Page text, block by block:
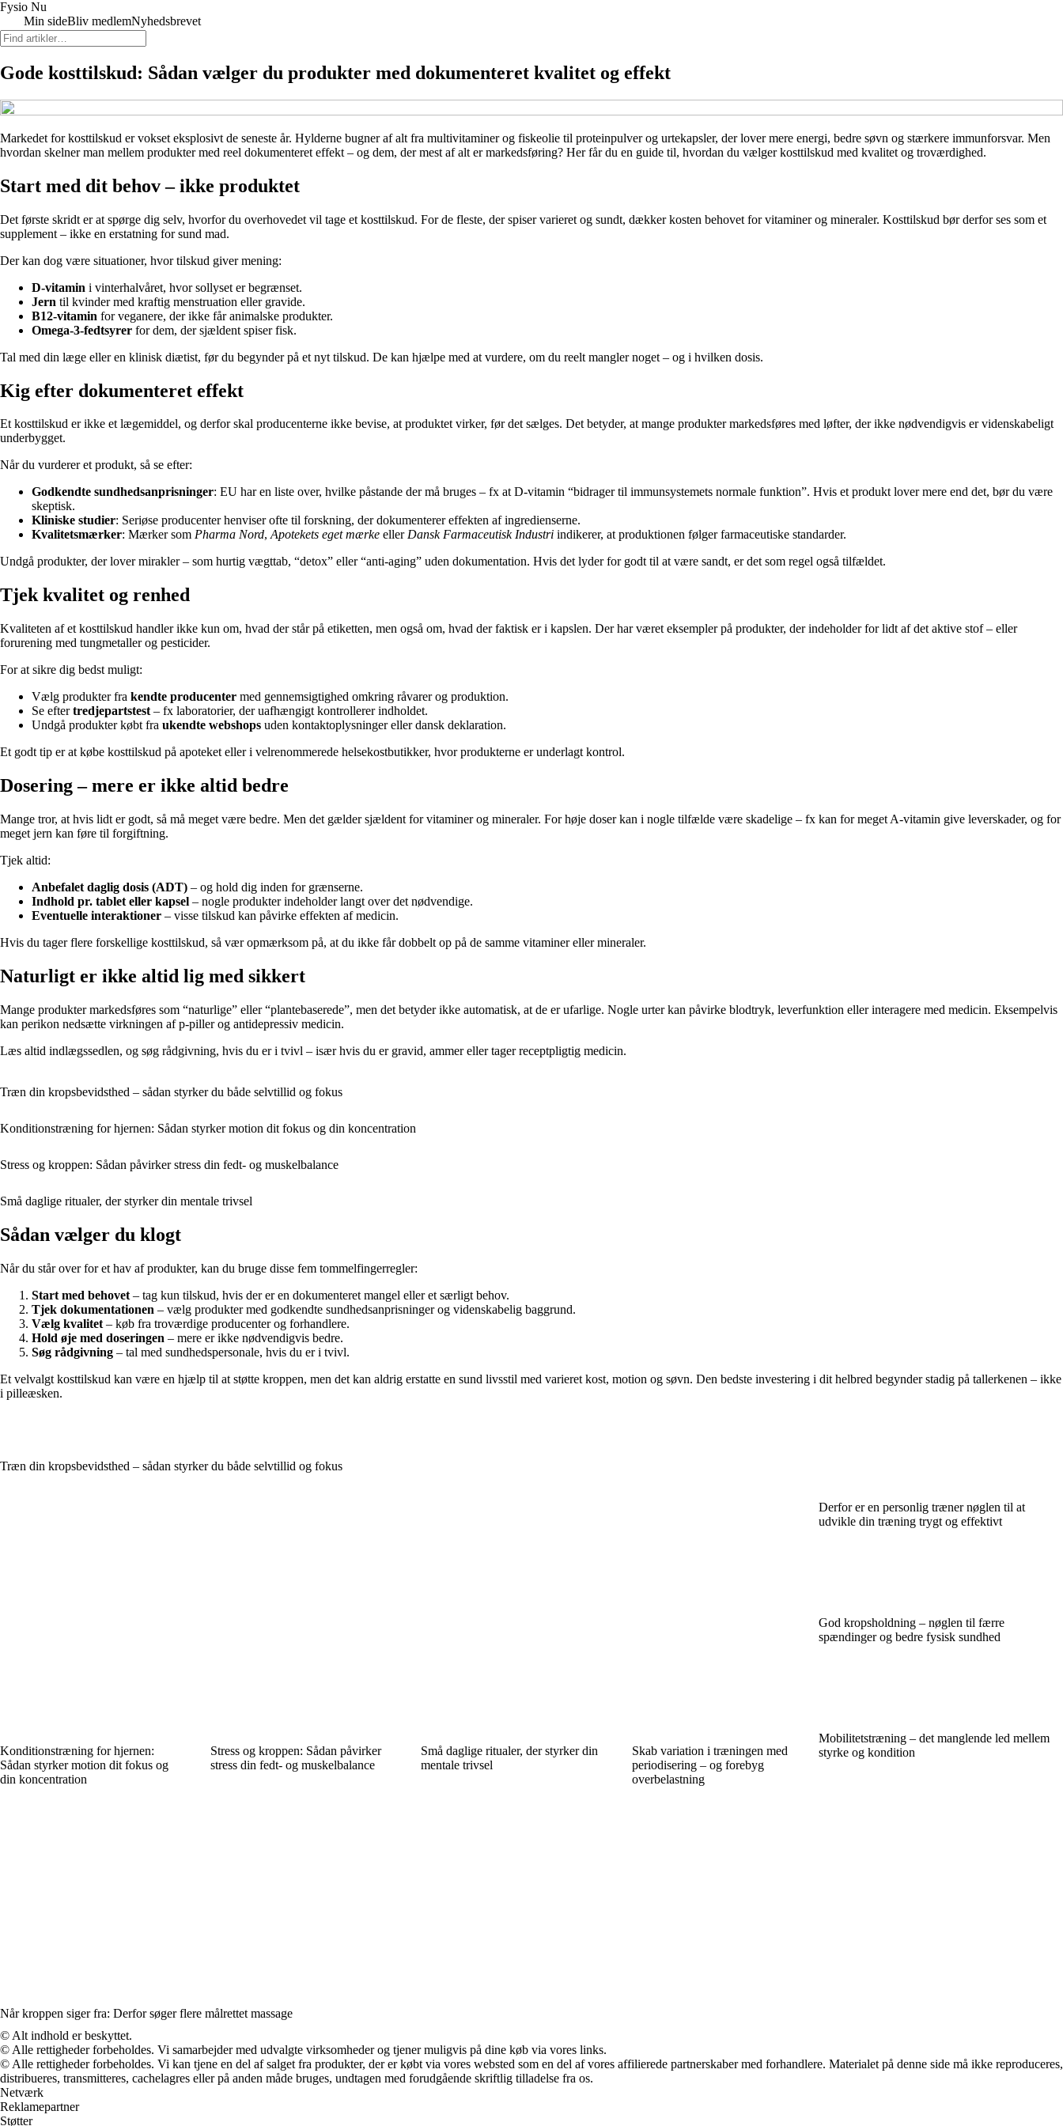
Fysio Nu
Min sideBliv medlemNyhedsbrevet
Gode kosttilskud: Sådan vælger du produkter med dokumenteret kvalitet og effekt
Markedet for kosttilskud er vokset eksplosivt de seneste år. Hylderne bugner af alt fra multivitaminer og fiskeolie til proteinpulver og urtekapsler, der lover mere energi, bedre søvn og stærkere immunforsvar. Men
hvordan skelner man mellem produkter med reel dokumenteret effekt – og dem, der mest af alt er markedsføring? Her får du en guide til, hvordan du vælger kosttilskud med kvalitet og troværdighed.
Start med dit behov – ikke produktet
Det første skridt er at spørge dig selv, hvorfor du overhovedet vil tage et kosttilskud. For de fleste, der spiser varieret og sundt, dækker kosten behovet for vitaminer og mineraler. Kosttilskud bør derfor ses som et
supplement – ikke en erstatning for sund mad.
Der kan dog være situationer, hvor tilskud giver mening:
D-vitamin i vinterhalvåret, hvor sollyset er begrænset.
Jern til kvinder med kraftig menstruation eller gravide.
B12-vitamin for veganere, der ikke får animalske produkter.
Omega-3-fedtsyrer for dem, der sjældent spiser fisk.
Tal med din læge eller en klinisk diætist, før du begynder på et nyt tilskud. De kan hjælpe med at vurdere, om du reelt mangler noget – og i hvilken dosis.
Kig efter dokumenteret effekt
Et kosttilskud er ikke et lægemiddel, og derfor skal producenterne ikke bevise, at produktet virker, før det sælges. Det betyder, at mange produkter markedsføres med løfter, der ikke nødvendigvis er videnskabeligt
underbygget.
Når du vurderer et produkt, så se efter:
Godkendte sundhedsanprisninger: EU har en liste over, hvilke påstande der må bruges – fx at D-vitamin “bidrager til immunsystemets normale funktion”. Hvis et produkt lover mere end det, bør du være
skeptisk.
Kliniske studier: Seriøse producenter henviser ofte til forskning, der dokumenterer effekten af ingredienserne.
Kvalitetsmærker: Mærker som Pharma Nord,Apotekets eget mærke ellerDansk Farmaceutisk Industri indikerer, at produktionen følger farmaceutiske standarder.
Undgå produkter, der lover mirakler – som hurtig vægttab, “detox” eller “anti-aging” uden dokumentation. Hvis det lyder for godt til at være sandt, er det som regel også tilfældet.
Tjek kvalitet og renhed
Kvaliteten af et kosttilskud handler ikke kun om, hvad der står på etiketten, men også om, hvad der faktisk er i kapslen. Der har været eksempler på produkter, der indeholder for lidt af det aktive stof – eller
forurening med tungmetaller og pesticider.
For at sikre dig bedst muligt:
Vælg produkter fra kendte producenter med gennemsigtighed omkring råvarer og produktion.
Se eftertredjepartstest – fx laboratorier, der uafhængigt kontrollerer indholdet.
Undgå produkter købt fra ukendte webshops uden kontaktoplysninger eller dansk deklaration.
Et godt tip er at købe kosttilskud på apoteket eller i velrenommerede helsekostbutikker, hvor produkterne er underlagt kontrol.
Dosering – mere er ikke altid bedre
Mange tror, at hvis lidt er godt, så må meget være bedre. Men det gælder sjældent for vitaminer og mineraler. For høje doser kan i nogle tilfælde være skadelige – fx kan for meget A-vitamin give leverskader, og for
meget jern kan føre til forgiftning.
Tjek altid:
Anbefalet daglig dosis (ADT) – og hold dig inden for grænserne.
Indhold pr. tablet eller kapsel – nogle produkter indeholder langt over det nødvendige.
Eventuelle interaktioner – visse tilskud kan påvirke effekten af medicin.
Hvis du tager flere forskellige kosttilskud, så vær opmærksom på, at du ikke får dobbelt op på de samme vitaminer eller mineraler.
Naturligt er ikke altid lig med sikkert
Mange produkter markedsføres som “naturlige” eller “plantebaserede”, men det betyder ikke automatisk, at de er ufarlige. Nogle urter kan påvirke blodtryk, leverfunktion eller interagere med medicin. Eksempelvis
kan perikon nedsætte virkningen af p-piller og antidepressiv medicin.
Læs altid indlægssedlen, og søg rådgivning, hvis du er i tvivl – især hvis du er gravid, ammer eller tager receptpligtig medicin.
Træn din kropsbevidsthed – sådan styrker du både selvtillid og fokus
Konditionstræning for hjernen: Sådan styrker motion dit fokus og din koncentration
Stress og kroppen: Sådan påvirker stress din fedt- og muskelbalance
Små daglige ritualer, der styrker din mentale trivsel
Sådan vælger du klogt
Når du står over for et hav af produkter, kan du bruge disse fem tommelfingerregler:
Start med behovet – tag kun tilskud, hvis der er en dokumenteret mangel eller et særligt behov.
Tjek dokumentationen – vælg produkter med godkendte sundhedsanprisninger og videnskabelig baggrund.
Vælg kvalitet – køb fra troværdige producenter og forhandlere.
Hold øje med doseringen – mere er ikke nødvendigvis bedre.
Søg rådgivning – tal med sundhedspersonale, hvis du er i tvivl.
Et velvalgt kosttilskud kan være en hjælp til at støtte kroppen, men det kan aldrig erstatte en sund livsstil med varieret kost, motion og søvn. Den bedste investering i dit helbred begynder stadig på tallerkenen – ikke
i pilleæsken.
Træn din kropsbevidsthed – sådan styrker du både selvtillid og fokus
Konditionstræning for hjernen:
Sådan styrker motion dit fokus og
din koncentration
Stress og kroppen: Sådan påvirker
stress din fedt- og muskelbalance
Små daglige ritualer, der styrker din
mentale trivsel
Skab variation i træningen med
periodisering – og forebyg
overbelastning
Derfor er en personlig træner nøglen til at
udvikle din træning trygt og effektivt
God kropsholdning – nøglen til færre
spændinger og bedre fysisk sundhed
Mobilitetstræning – det manglende led mellem
styrke og kondition
Når kroppen siger fra: Derfor søger flere målrettet massage
© Alt indhold er beskyttet.
© Alle rettigheder forbeholdes. Vi samarbejder med udvalgte virksomheder og tjener muligvis på dine køb via vores links.
© Alle rettigheder forbeholdes. Vi kan tjene en del af salget fra produkter, der er købt via vores websted som en del af vores affilierede partnerskaber med forhandlere. Materialet på denne side må ikke reproduceres,
distribueres, transmitteres, cachelagres eller på anden måde bruges, undtagen med forudgående skriftlig tilladelse fra os.
Netværk
Reklamepartner
Støtter